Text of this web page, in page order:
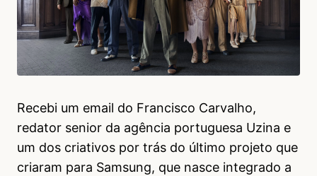
Recebi um email do Francisco Carvalho,
redator senior da agência portuguesa Uzina e
um dos criativos por trás do último projeto que
criaram para Samsung, que nasce integrado a